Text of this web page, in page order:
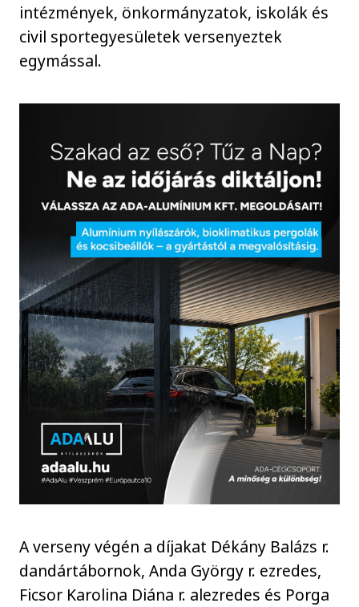
intézmények, önkormányzatok, iskolák és
civil sportegyesületek versenyeztek
egymással.
A verseny végén a díjakat Dékány Balázs r.
dandártábornok, Anda György r. ezredes,
Ficsor Karolina Diána r. alezredes és Porga